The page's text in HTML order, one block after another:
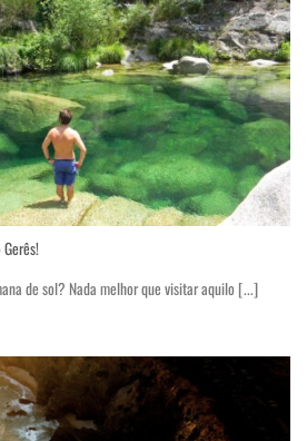
de sol? Nada melhor que visitar aquilo [...]